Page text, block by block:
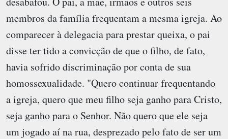
membros da família frequentam a mesma igreja. Ao
comparecer à delegacia para prestar queixa, o pai
disse ter tido a convicção de que o filho, de fato,
havia sofrido discriminação por conta de sua
homossexualidade. "Quero continuar frequentando
a igreja, quero que meu filho seja ganho para Cristo,
seja ganho para o Senhor. Não quero que ele seja
um jogado aí na rua, desprezado pelo fato de ser um